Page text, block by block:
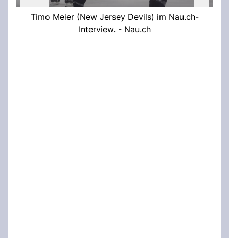
Timo Meier (New Jersey Devils) im Nau.ch-
Interview. - Nau.ch